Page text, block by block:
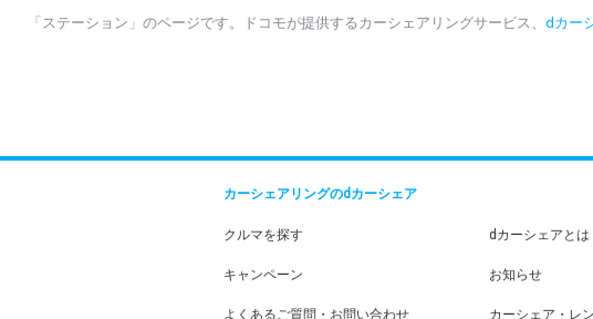
「ステーション」のページです。ドコモが提供するカーシェアリングサービス、 dカー
カーシェアリングのdカーシェア
クルマを探す dカーシェアとは
キャンペーン お知らせ
よくあるご質問・お問い合わせ カーシェア・レ